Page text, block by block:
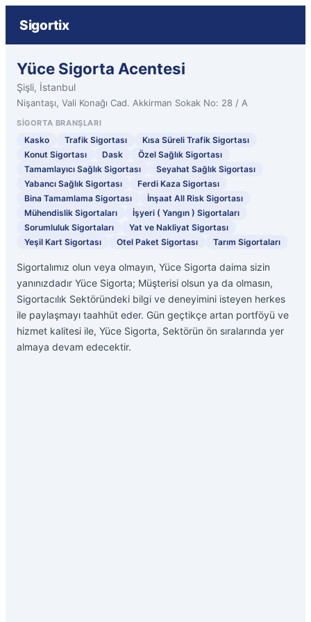
Sigortix
Yüce Sigorta Acentesi
Şişli, İstanbul
Nişantaşı, Vali Konağı Cad. Akkirman Sokak No: 28 / A
SIGORTA BRANŞLARI
Kasko Trafik Sigortası
Kısa Süreli Trafik Sigortası
Konut Sigortası
Dask
Özel Sağlık Sigortası
Tamamlayıcı Sağlık Sigortası
Seyahat Sağlık Sigortası
Yabancı Sağlık Sigortası
Ferdi Kaza Sigortası
Bina Tamamlama Sigortası
İnşaat All Risk Sigortası
Mühendislik Sigortaları
İşyeri ( Yangın ) Sigortaları
Sorumluluk Sigortaları
Yat ve Nakliyat Sigortası
Yeşil Kart Sigortası
Otel Paket Sigortası Tarım Sigortaları
Sigortalımız olun veya olmayın, Yüce Sigorta daima sizin
yanınızdadır Yüce Sigorta; Müşterisi olsun ya da olmasın,
Sigortacılık Sektöründeki bilgi ve deneyimini isteyen herkes
ile paylaşmayı taahhüt eder. Gün geçtikçe artan portföyü ve
hizmet kalitesi ile, Yüce Sigorta, Sektörün ön sıralarında yer
almaya devam edecektir.